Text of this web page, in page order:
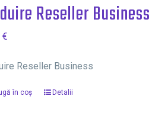
Reseller Business
€
Reseller Business
în coș Detalii